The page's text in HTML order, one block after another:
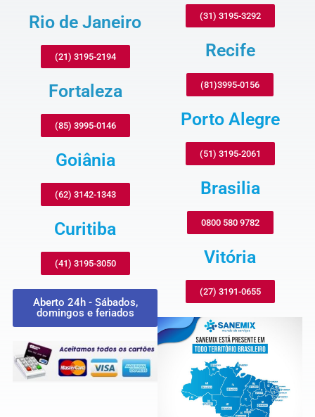
Rio de Janeiro
(21) 3195-2194
Fortaleza
(85) 3995-0146
Goiânia
(62) 3142-1343
Curitiba
(41) 3195-3050
Aberto 24h - Sábados,
domingos e feriados
(31) 3195-3292
Recife
(81)3995-0156
Porto Alegre
(51) 3195-2061
Brasilia
0800 580 9782
Vitória
(27) 3191-0655